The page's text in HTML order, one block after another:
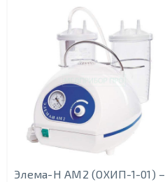
Элема-Н АМ2 (ОХИП-1-01) –